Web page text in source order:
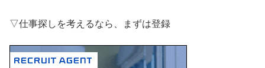
▽仕事探しを考えるなら、まずは登録